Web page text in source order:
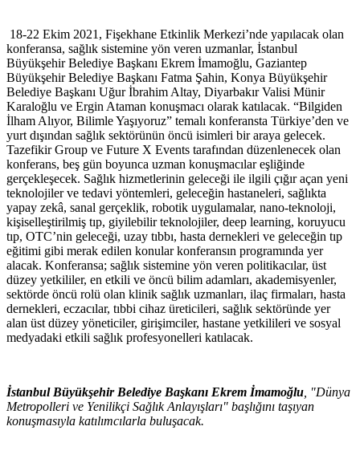
18-22 Ekim 2021, Fişekhane Etkinlik Merkezi’nde yapılacak olan
konferansa, sağlık sistemine yön veren uzmanlar, İstanbul
Büyükşehir Belediye Başkanı Ekrem İmamoğlu, Gaziantep
Büyükşehir Belediye Başkanı Fatma Şahin, Konya Büyükşehir
Belediye Başkanı Uğur İbrahim Altay, Diyarbakır Valisi Münir
Karaloğlu ve Ergin Ataman konuşmacı olarak katılacak. “Bilgiden
İlham Alıyor, Bilimle Yaşıyoruz” temalı konferansta Türkiye’den ve
yurt dışından sağlık sektörünün öncü isimleri bir araya gelecek.
Tazefikir Group ve Future X Events tarafından düzenlenecek olan
konferans, beş gün boyunca uzman konuşmacılar eşliğinde
gerçekleşecek. Sağlık hizmetlerinin geleceği ile ilgili çığır açan yeni
teknolojiler ve tedavi yöntemleri, geleceğin hastaneleri, sağlıkta
yapay zekâ, sanal gerçeklik, robotik uygulamalar, nano-teknoloji,
kişiselleştirilmiş tıp, giyilebilir teknolojiler, deep learning, koruyucu
tıp, OTC’nin geleceği, uzay tıbbı, hasta dernekleri ve geleceğin tıp
eğitimi gibi merak edilen konular konferansın programında yer
alacak. Konferansa; sağlık sistemine yön veren politikacılar, üst
düzey yetkililer, en etkili ve öncü bilim adamları, akademisyenler,
sektörde öncü rolü olan klinik sağlık uzmanları, ilaç firmaları, hasta
dernekleri, eczacılar, tıbbi cihaz üreticileri, sağlık sektöründe yer
alan üst düzey yöneticiler, girişimciler, hastane yetkilileri ve sosyal
medyadaki etkili sağlık profesyonelleri katılacak.
İstanbul Büyükşehir Belediye Başkanı Ekrem İmamoğlu , "Dünya
Metropolleri ve Yenilikçi Sağlık Anlayışları" başlığını taşıyan
konuşmasıyla katılımcılarla buluşacak.